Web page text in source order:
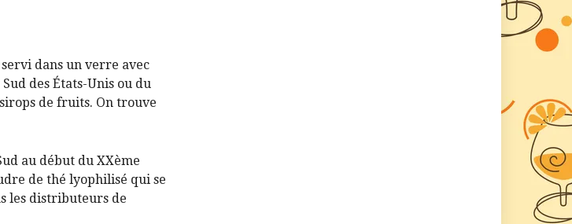
dans un verre avec
des États-Unis ou du
de fruits. On trouve
au début du XXème
de thé lyophilisé qui se
les distributeurs de